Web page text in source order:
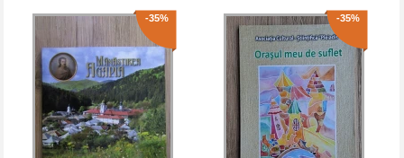
-35% -35%